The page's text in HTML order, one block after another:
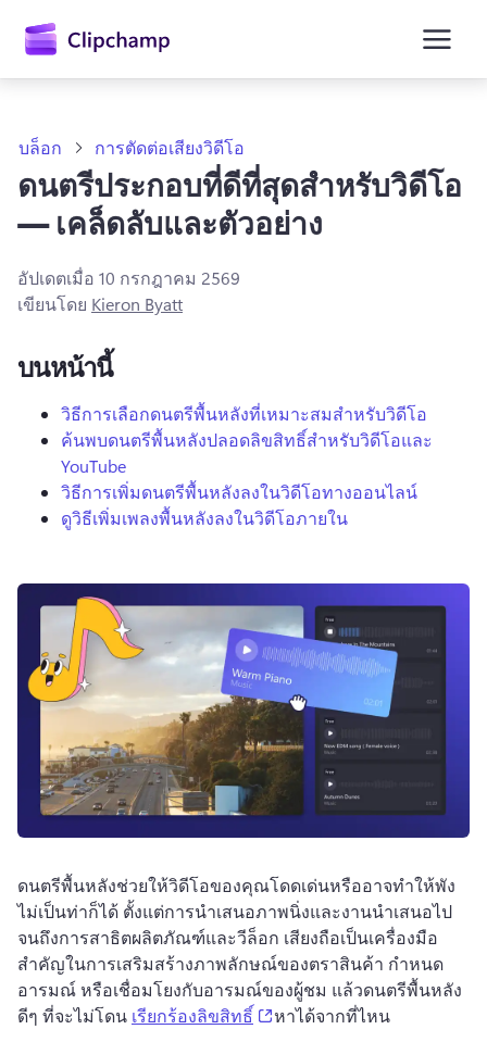
เนื้อหา
หลัก
ลงชื่อเข้าใช้
ลองใช้ฟรี
บล็อก การตัดต่อเสียงวิดีโอ
ดนตรีประกอบที่ดีที่สุดสำหรับวิดีโอ
— เคล็ดลับและตัวอย่าง
อัปเดตเมื่อ 10 กรกฎาคม 2569
เขียนโดย Kieron Byatt
บนหน้านี้
วิธีการเลือกดนตรีพื้นหลังที่เหมาะสมสำหรับวิดีโอ
ค้นพบดนตรีพื้นหลังปลอดลิขสิทธิ์สำหรับวิดีโอและ
YouTube
วิธีการเพิ่มดนตรีพื้นหลังลงในวิดีโอทางออนไลน์
ดูวิธีเพิ่มเพลงพื้นหลังลงในวิดีโอภายใน
ดนตรีพื้นหลังช่วยให้วิดีโอของคุณโดดเด่นหรืออาจทำให้พัง
ไม่เป็นท่าก็ได้ ตั้งแต่การนำเสนอภาพนิ่งและงานนำเสนอไป
จนถึงการสาธิตผลิตภัณฑ์และวีล็อก เสียงถือเป็นเครื่องมือ
สำคัญในการเสริมสร้างภาพลักษณ์ของตราสินค้า กำหนด
อารมณ์ หรือเชื่อมโยงกับอารมณ์ของผู้ชม แล้วดนตรีพื้นหลัง
ดีๆ ที่จะไม่โดน เรียกร้องลิขสิทธิ์ (opens in a new tab)
หาได้จากที่ไหน